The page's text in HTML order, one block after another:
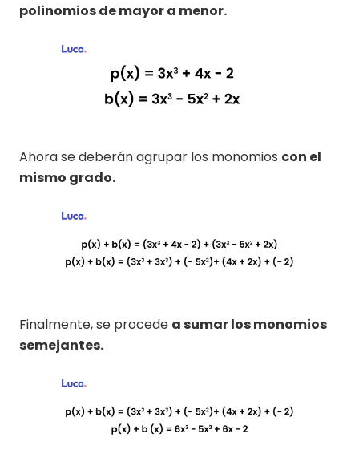
polinomios de mayor a menor.
Ahora se deberán agrupar los monomios con el
mismo grado.
Finalmente, se procede a sumar los monomios
semejantes.